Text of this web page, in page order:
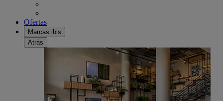
Ofertas
Marcas ibis
Atrás